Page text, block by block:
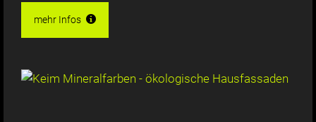
mehr Infos